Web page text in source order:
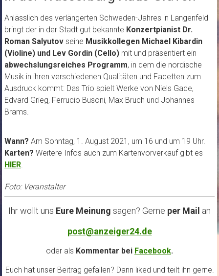
Anlässlich des verlängerten Schweden-Jahres in Langenfeld
bringt der in der Stadt gut bekannte Konzertpianist Dr.
Roman Salyutovseine Musikkollegen Michael Kibardin
(Violine) und Lev Gordin (Cello)mit und präsentiert ein
abwechslungsreiches Programm, in dem die nordische
Musik in ihren verschiedenen Qualitäten und Facetten zum
Ausdruck kommt: Das Trio spielt Werke von Niels Gade,
Edvard Grieg, Ferrucio Busoni, Max Bruch und Johannes
Brams.
Wann? Am Sonntag, 1. August 2021, um 16 und um 19 Uhr.
Karten? Weitere Infos auch zum Kartenvorverkauf gibt es
HIER.
Foto: Veranstalter
Ihr wollt uns Eure Meinung sagen? Gerne per Mail an
post@anzeiger24.de
oder als Kommentar bei Facebook.
Euch hat unser Beitrag gefallen? Dann liked und teilt ihn gerne.